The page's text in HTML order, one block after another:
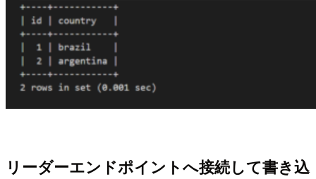
リーダーエンドポイントへ接続して書き込